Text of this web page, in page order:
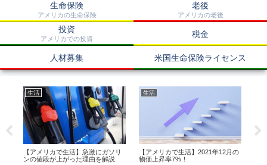
生命保険
アメリカの生命保険
老後
アメリカの老後
投資
アメリカでの投資 税金
人材募集 米国生命保険ライセンス
生活
【アメリカで生活】急激にガソリ
ンの値段が上がった理由を解説
生活
【アメリカで生活】2021年12月の
物価上昇率7%！